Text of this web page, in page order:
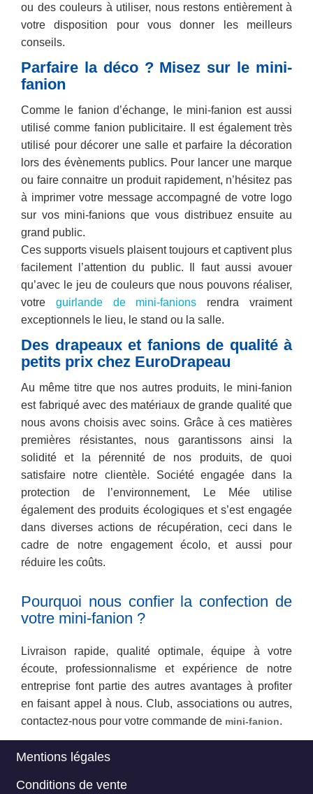
ou des couleurs à utiliser, nous restons entièrement à
votre disposition pour vous donner les meilleurs
conseils.
Parfaire la déco ? Misez sur le mini-
fanion
Comme le fanion d’échange, le mini-fanion est aussi
utilisé comme fanion publicitaire. Il est également très
utilisé pour décorer une salle et parfaire la décoration
lors des évènements publics. Pour lancer une marque
ou faire connaitre un produit rapidement, n’hésitez pas
à imprimer votre message accompagné de votre logo
sur vos mini-fanions que vous distribuez ensuite au
grand public.
Ces supports visuels plaisent toujours et captivent plus
facilement l’attention du public. Il faut aussi avouer
qu’avec le jeu de couleurs que nous pouvons réaliser,
votre guirlande de mini-fanions rendra vraiment
exceptionnels le lieu, le stand ou la salle.
Des drapeaux et fanions de qualité à
petits prix chez EuroDrapeau
Au même titre que nos autres produits, le mini-fanion
est fabriqué avec des matériaux de grande qualité que
nous avons choisis avec soins. Grâce à ces matières
premières résistantes, nous garantissons ainsi la
solidité et la pérennité de nos produits, de quoi
satisfaire notre clientèle. Société engagée dans la
protection de l’environnement, Le Mée utilise
également des produits écologiques et s’est engagée
dans diverses actions de récupération, ceci dans le
cadre de notre engagement écolo, et aussi pour
réduire les coûts.
Pourquoi nous confier la confection de
votre mini-fanion ?
Livraison rapide, qualité optimale, équipe à votre
écoute, professionnalisme et expérience de notre
entreprise font partie des autres avantages à profiter
en faisant appel à nous. Club, associations ou autres,
contactez-nous pour votre commande de mini-fanion.
Footer
Mentions légales
Conditions de vente